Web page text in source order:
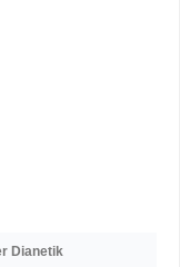
Dianetik